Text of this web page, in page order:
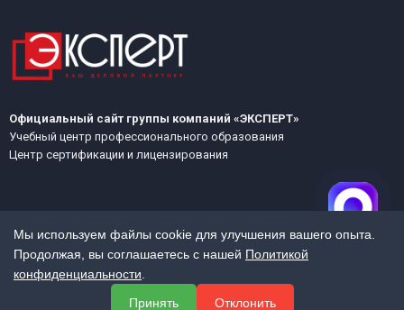
Официальный сайт группы компаний «ЭКСПЕРТ»
Учебный центр профессионального образования
Центр сертификации и лицензирования
МЕНЮ
Мы используем файлы cookie для улучшения вашего опыта.
Продолжая, вы соглашаетесь с нашей Политикой
конфиденциальности
Принять
Отклонить